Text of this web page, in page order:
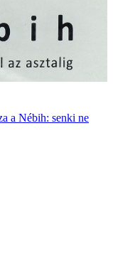
a Nébih: senki ne